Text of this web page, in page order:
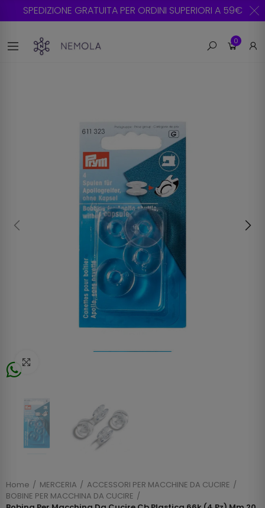
SPEDIZIONE GRATUITA PER ORDINI SUPERIORI A 59€
0
Home MERCERIA
ACCESSORI PER MACCHINE DA CUCIRE
BOBINE PER MACCHINA DA CUCIRE